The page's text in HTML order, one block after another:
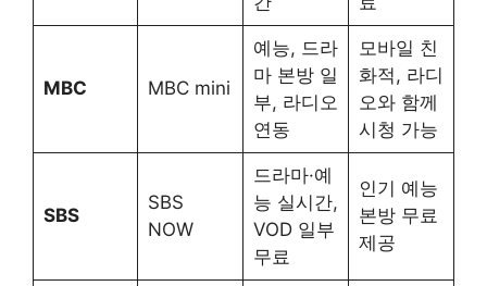
MBC MBC mini
예능, 드라
마 본방 일
부, 라디오
연동
모바일 친
화적, 라디
오와 함께
시청 가능
SBS
SBS
NOW
드라마·예
능 실시간,
VOD 일부
무료
인기 예능
본방 무료
제공